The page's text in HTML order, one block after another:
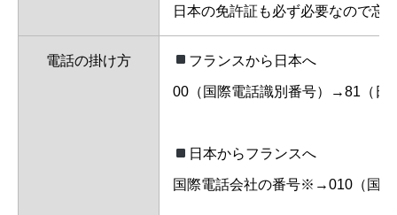
日本の免許証も必ず必要なので忘
電話の掛け方 フランスから日本へ
00（国際電話識別番号）→81（日
日本からフランスへ
国際電話会社の番号※→010（国